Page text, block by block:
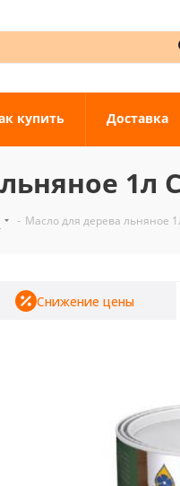
купить Доставка
1л
- Масло для дерева льняное
Снижение цены